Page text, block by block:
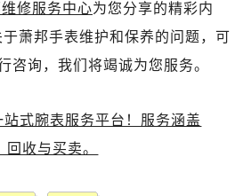
修服务中心为您分享的精彩内
萧邦手表维护和保养的问题，可
咨询，我们将竭诚为您服务。